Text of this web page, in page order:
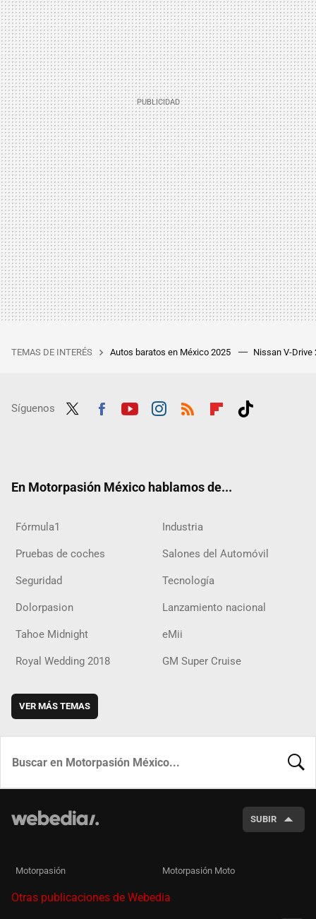
TEMAS DE INTERÉS Autos baratos en México 2025 Nissan V-Drive
Síguenos
En Motorpasión México hablamos de...
Fórmula1 Industria
Pruebas de coches Salones del Automóvil
Seguridad Tecnología
Dolorpasion Lanzamiento nacional
Tahoe Midnight eMii
Royal Wedding 2018 GM Super Cruise
VER MÁS TEMAS
SUBIR
Motorpasión Motorpasión Moto
Otras publicaciones de Webedia